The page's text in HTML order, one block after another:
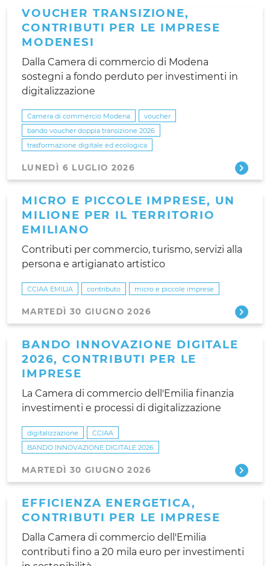
VOUCHER TRANSIZIONE,
CONTRIBUTI PER LE IMPRESE
MODENESI
Dalla Camera di commercio di Modena
sostegni a fondo perduto per investimenti in
digitalizzazione
Camera di commercio Modena
voucher
bando voucher doppia transizione 2026
trasformazione digitale ed ecologica
LUNEDÌ 6 LUGLIO 2026
MICRO E PICCOLE IMPRESE, UN
MILIONE PER IL TERRITORIO
EMILIANO
Contributi per commercio, turismo, servizi alla
persona e artigianato artistico
CCIAA EMILIA contributo micro e piccole imprese
MARTEDÌ 30 GIUGNO 2026
BANDO INNOVAZIONE DIGITALE
2026, CONTRIBUTI PER LE
IMPRESE
La Camera di commercio dell'Emilia finanzia
investimenti e processi di digitalizzazione
digitalizzazione
CCIAA
BANDO INNOVAZIONE DIGITALE 2026
MARTEDÌ 30 GIUGNO 2026
EFFICIENZA ENERGETICA,
CONTRIBUTI PER LE IMPRESE
Dalla Camera di commercio dell'Emilia
contributi fino a 20 mila euro per investimenti